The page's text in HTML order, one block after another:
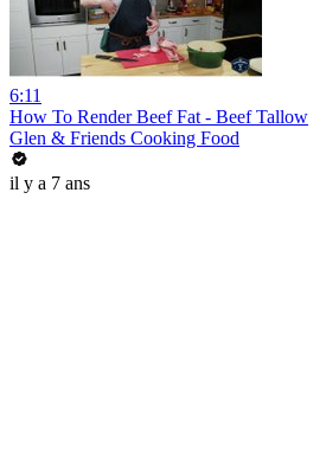
6:11
How To Render Beef Fat - Beef Tallow
Glen & Friends Cooking Food
il y a 7 ans